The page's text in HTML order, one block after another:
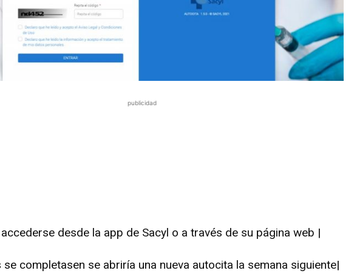
publicidad
desde la app de Sacyl o a través de su página web |
se completasen se abriría una nueva autocita la semana siguiente|